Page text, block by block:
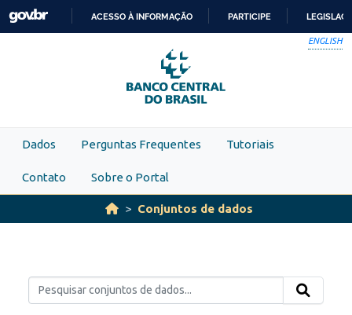
Skip to main content
PARA
O
CONTEÚDO
ACESSO À INFORMAÇÃO PARTICIPE
ENGLISH
Dados Perguntas Frequentes Tutoriais
Contato Sobre o Portal
Conjuntos de dados